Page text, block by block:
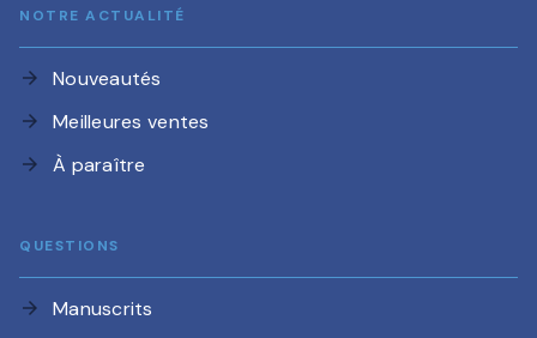
NOTRE ACTUALITÉ
arrow_forward Nouveautés
arrow_forward Meilleures ventes
arrow_forward À paraître
QUESTIONS
arrow_forward Manuscrits